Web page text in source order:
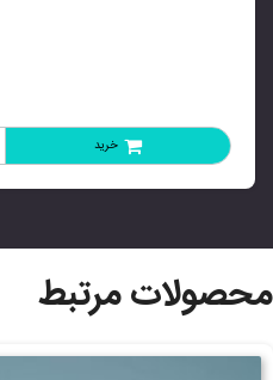
خرید
محصولات مرتبط